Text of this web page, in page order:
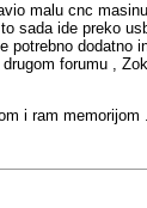
malu cnc
sada ide preko
forumu ,
i ram